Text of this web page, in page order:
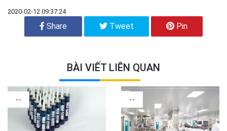
2020-02-12 09:37:24
Share Tweet Pin
BÀI VIẾT LIÊN QUAN
-- --